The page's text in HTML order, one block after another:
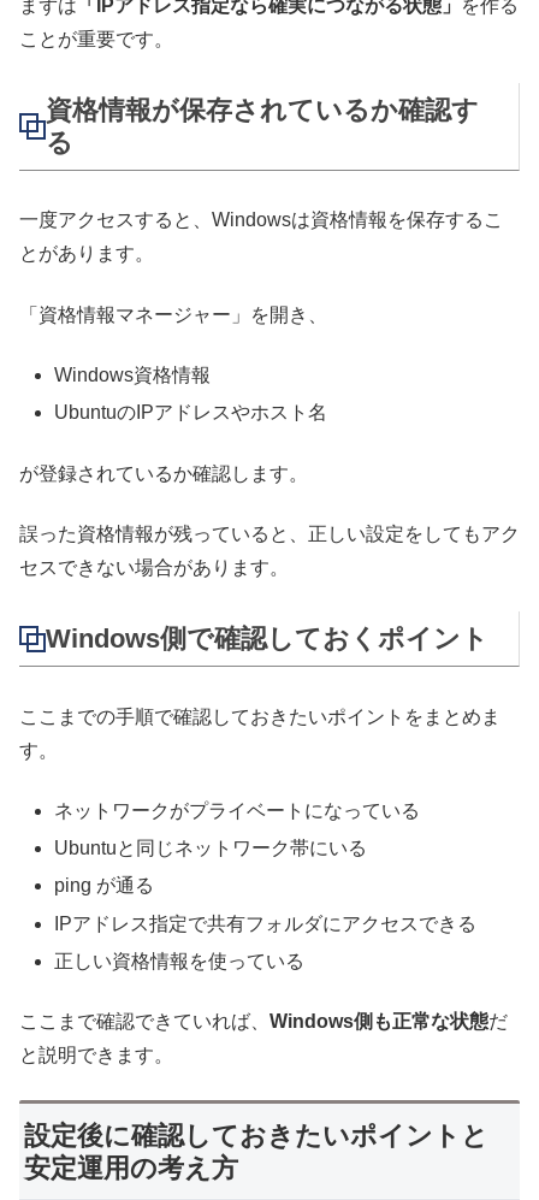
まずは 「IPアドレス指定なら確実につながる状態」
を作る
ことが重要です。
資格情報が保存されているか確認す
る
一度アクセスすると、Windowsは資格情報を保存するこ
とがあります。
「資格情報マネージャー」を開き、
Windows資格情報
UbuntuのIPアドレスやホスト名
が登録されているか確認します。
誤った資格情報が残っていると、正しい設定をしてもアク
セスできない場合があります。
Windows側で確認しておくポイント
ここまでの手順で確認しておきたいポイントをまとめま
す。
ネットワークがプライベートになっている
Ubuntuと同じネットワーク帯にいる
ping が通る
IPアドレス指定で共有フォルダにアクセスできる
正しい資格情報を使っている
ここまで確認できていれば、 Windows側も正常な状態だ
と説明できます。
設定後に確認しておきたいポイントと
安定運用の考え方